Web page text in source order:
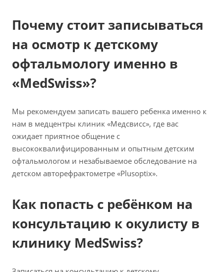
Почему стоит записываться
на осмотр к детскому
офтальмологу именно в
«MedSwiss»?
Мы рекомендуем записать вашего ребенка именно к
нам в медцентры клиник «Медсвисс», где вас
ожидает приятное общение с
высококвалифицированным и опытным детским
офтальмологом и незабываемое обследование на
детском авторефрактометре «Plusoptix».
Как попасть с ребёнком на
консультацию к окулисту в
клинику MedSwiss?